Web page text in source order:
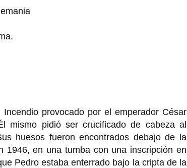
provocado por el emperador César
mismo pidió ser crucificado de cabeza al
huesos fueron encontrados debajo de la
1946, en una tumba con una inscripción en
Pedro estaba enterrado bajo la cripta de la